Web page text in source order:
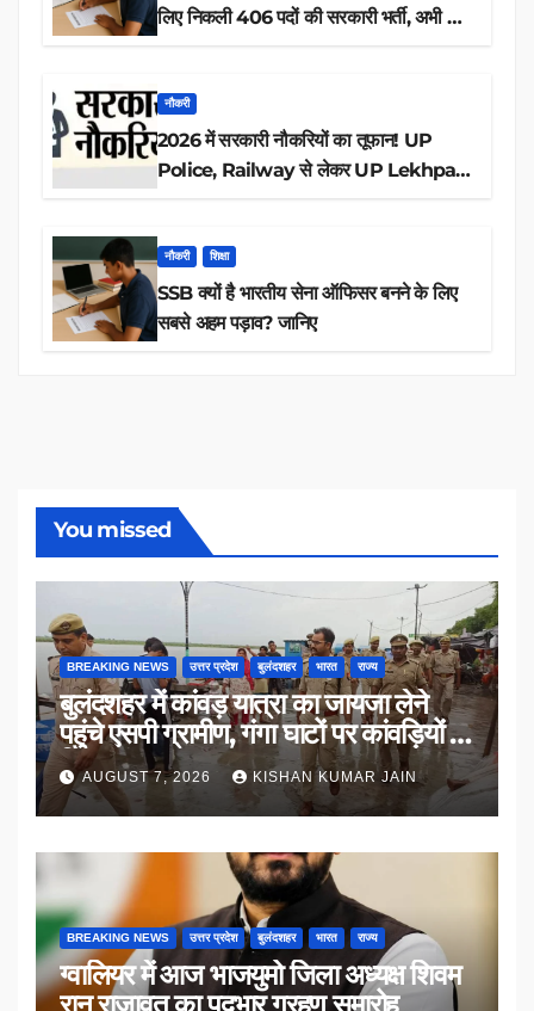
लिए निकली 406 पदों की सरकारी भर्ती, अभी करें
नौकरी
2026 में सरकारी नौकरियों का तूफान! UP
Police, Railway से लेकर UP Lekhpal
नौकरी शिक्षा
SSB क्यों है भारतीय सेना ऑफिसर बनने के लिए
सबसे अहम पड़ाव? जानिए
You missed
BREAKING NEWS उत्तर प्रदेश बुलंदशहर भारत राज्य
बुलंदशहर में कांवड़ यात्रा का जायजा लेने
पहुंचे एसपी ग्रामीण, गंगा घाटों पर कांवड़ियों से
किया संवाद
AUGUST 7, 2026 KISHAN KUMAR JAIN
BREAKING NEWS उत्तर प्रदेश बुलंदशहर भारत राज्य
ग्वालियर में आज भाजयुमो जिला अध्यक्ष शिवम